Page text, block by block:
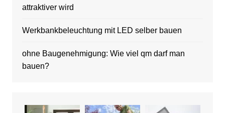
attraktiver wird
Werkbankbeleuchtung mit LED selber bauen
ohne Baugenehmigung: Wie viel qm darf man
bauen?